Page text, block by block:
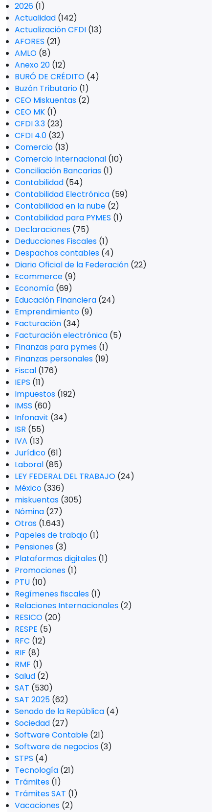
2026 (1)
Actualidad (142)
Actualización CFDI (13)
AFORES (21)
AMLO (8)
Anexo 20 (12)
BURÓ DE CRÉDITO (4)
Buzón Tributario (1)
CEO Miskuentas (2)
CEO MK (1)
CFDI 3.3 (23)
CFDI 4.0 (32)
Comercio (13)
Comercio Internacional (10)
Conciliación Bancarias (1)
Contabilidad (54)
Contabilidad Electrónica (59)
Contabilidad en la nube (2)
Contabilidad para PYMES (1)
Declaraciones (75)
Deducciones Fiscales (1)
Despachos contables (4)
Diario Oficial de la Federación (22)
Ecommerce (9)
Economía (69)
Educación Financiera (24)
Emprendimiento (9)
Facturación (34)
Facturación electrónica (5)
Finanzas para pymes (1)
Finanzas personales (19)
Fiscal (176)
IEPS (11)
Impuestos (192)
IMSS (60)
Infonavit (34)
ISR (55)
IVA (13)
Jurídico (61)
Laboral (85)
LEY FEDERAL DEL TRABAJO (24)
México (336)
miskuentas (305)
Nómina (27)
Otras (1.643)
Papeles de trabajo (1)
Pensiones (3)
Plataformas digitales (1)
Promociones (1)
PTU (10)
Regímenes fiscales (1)
Relaciones Internacionales (2)
RESICO (20)
RESPE (5)
RFC (12)
RIF (8)
RMF (1)
Salud (2)
SAT (530)
SAT 2025 (62)
Senado de la República (4)
Sociedad (27)
Software Contable (21)
Software de negocios (3)
STPS (4)
Tecnología (21)
Trámites (1)
Trámites SAT (1)
Vacaciones (2)